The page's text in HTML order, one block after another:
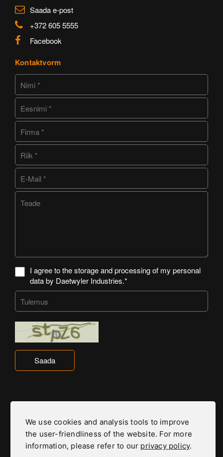
We use cookies and analysis tools to improve
the user-friendliness of the website. For more
information, please refer to our privacy policy.
Saada e-post
+372 605 5555
Facebook
Kontaktvorm
I agree to the storage and processing of my personal
data by Daetwyler Industries.*
Saada
Daetwyler Industries kuulub Daetwyler gruppi
Daetwyler grupi kodulehele